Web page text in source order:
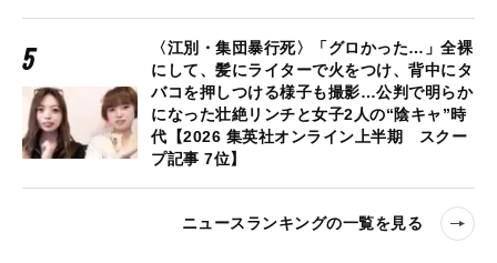
〈江別・集団暴行死〉「グロかった…」全裸
にして、髪にライターで火をつけ、背中にタ
バコを押しつける様子も撮影…公判で明らか
になった壮絶リンチと女子2人の“陰キャ”時
代【2026 集英社オンライン上半期 スクー
プ記事 7位】
ニュースランキングの一覧を見る